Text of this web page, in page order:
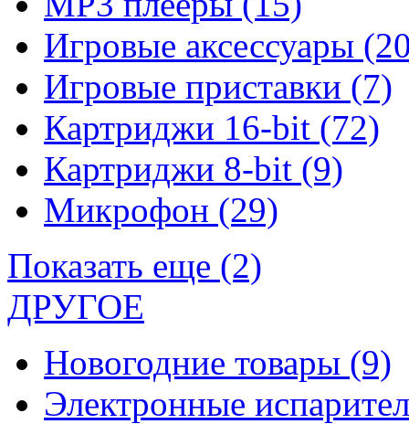
Игровые аксессуары
Игровые приставки (7)
Картриджи 16-bit (72)
Картриджи 8-bit (9)
Микрофон (29)
Показать еще (2)
ДРУГОЕ
Новогодние товары (9)
Электронные